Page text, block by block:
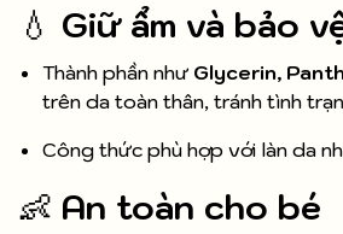
💧 Giữ ẩm và bảo
Thành phần như Glycerin,
trên da toàn thân, tránh tình
Công thức phù hợp với làn da
👶 An toàn cho bé